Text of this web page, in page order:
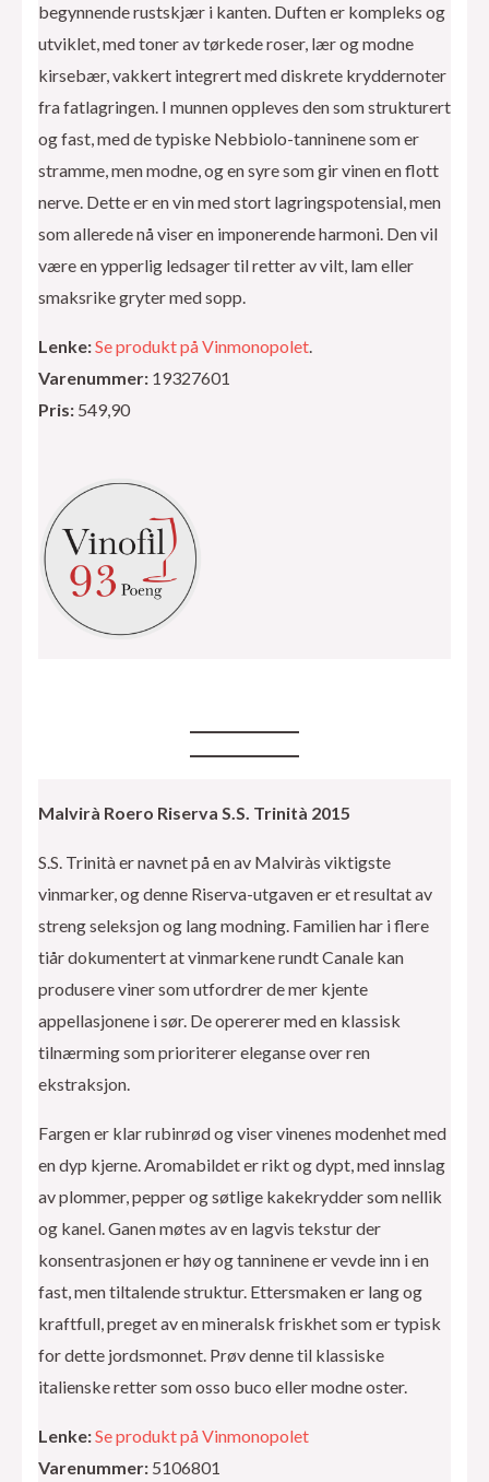
begynnende rustskjær i kanten. Duften er kompleks og
utviklet, med toner av tørkede roser, lær og modne
kirsebær, vakkert integrert med diskrete kryddernoter
fra fatlagringen. I munnen oppleves den som strukturert
og fast, med de typiske Nebbiolo-tanninene som er
stramme, men modne, og en syre som gir vinen en flott
nerve. Dette er en vin med stort lagringspotensial, men
som allerede nå viser en imponerende harmoni. Den vil
være en ypperlig ledsager til retter av vilt, lam eller
smaksrike gryter med sopp.
Lenke:Se produkt på Vinmonopolet.
Varenummer: 19327601
Pris: 549,90
Malvirà Roero Riserva S.S. Trinità 2015
S.S. Trinità er navnet på en av Malviràs viktigste
vinmarker, og denne Riserva-utgaven er et resultat av
streng seleksjon og lang modning. Familien har i flere
tiår dokumentert at vinmarkene rundt Canale kan
produsere viner som utfordrer de mer kjente
appellasjonene i sør. De opererer med en klassisk
tilnærming som prioriterer eleganse over ren
ekstraksjon.
Fargen er klar rubinrød og viser vinenes modenhet med
en dyp kjerne. Aromabildet er rikt og dypt, med innslag
av plommer, pepper og søtlige kakekrydder som nellik
og kanel. Ganen møtes av en lagvis tekstur der
konsentrasjonen er høy og tanninene er vevde inn i en
fast, men tiltalende struktur. Ettersmaken er lang og
kraftfull, preget av en mineralsk friskhet som er typisk
for dette jordsmonnet. Prøv denne til klassiske
italienske retter som osso buco eller modne oster.
Lenke:Se produkt på Vinmonopolet
Varenummer: 5106801